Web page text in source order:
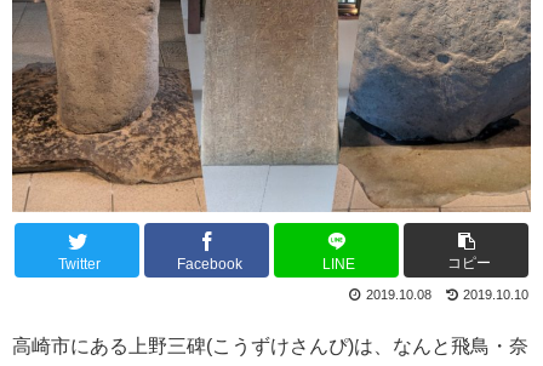
Twitter Facebook LINE コピー
2019.10.10
2019.10.08
高崎市にある上野三碑(こうずけさんぴ)は、なんと飛鳥・奈